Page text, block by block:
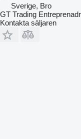
Sverige, Bro
GT Trading
Kontakta säljaren